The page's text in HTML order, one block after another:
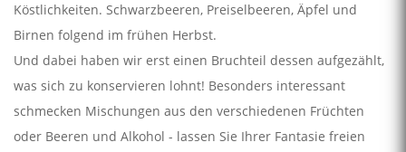
Köstlichkeiten. Schwarzbeeren, Preiselbeeren, Äpfel und
Birnen folgend im frühen Herbst.
Und dabei haben wir erst einen Bruchteil dessen aufgezählt,
was sich zu konservieren lohnt! Besonders interessant
schmecken Mischungen aus den verschiedenen Früchten
oder Beeren und Alkohol - lassen Sie Ihrer Fantasie freien